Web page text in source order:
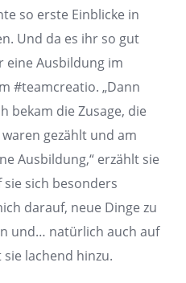
so erste Einblicke in
Und da es ihr so gut
eine Ausbildung im
#teamcreatio. „Dann
bekam die Zusage, die
gezählt und am
Ausbildung,“ erzählt sie
sich besonders
darauf, neue Dinge zu
und… natürlich auch auf
lachend hinzu.